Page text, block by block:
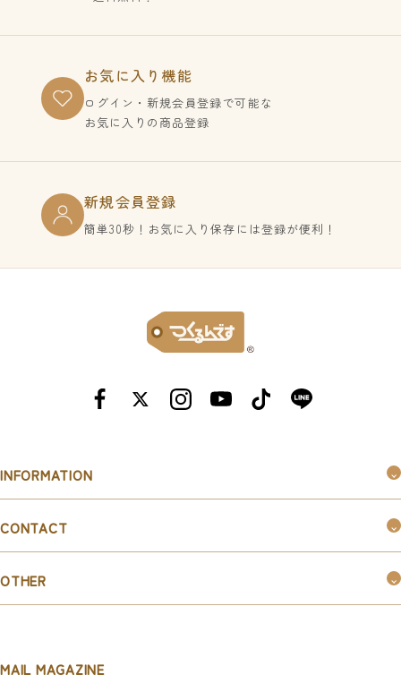
お気に入り機能
ログイン・新規会員登録で可能な
お気に入りの商品登録
新規会員登録
簡単30秒！お気に入り保存には登録が便利！
INFORMATION
お知らせ
CONTACT
OTHER
利用規約
MAIL MAGAZINE